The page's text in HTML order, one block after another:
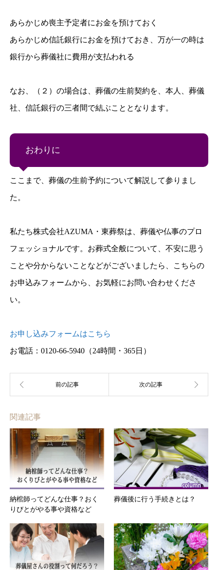
あらかじめ喪主予定者にお金を預けておく
あらかじめ信託銀行にお金を預けておき、万が一の時は
銀行から葬儀社に費用が支払われる
なお、（２）の場合は、葬儀の生前契約を、本人、葬儀
社、信託銀行の三者間で結ぶこととなります。
おわりに
ここまで、葬儀の生前予約について解説して参りまし
た。
私たち株式会社AZUMA・東葬祭は、葬儀や仏事のプロ
フェッショナルです。お葬式全般について、不安に思う
ことや分からないことなどがございましたら、こちらの
お申込みフォームから、お気軽にお問い合わせくださ
い。
お申し込みフォームはこちら
お電話：0120-66-5940 （24時間・365日）
関連記事
納棺師ってどんな仕事？おく
りびとがやる事や資格など
葬儀後に行う手続きとは？